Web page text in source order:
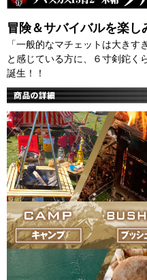
冒険＆サバイバルを楽し
「一般的なマチェットは大きす
と感じている方に、６寸剣鉈く
誕生！！